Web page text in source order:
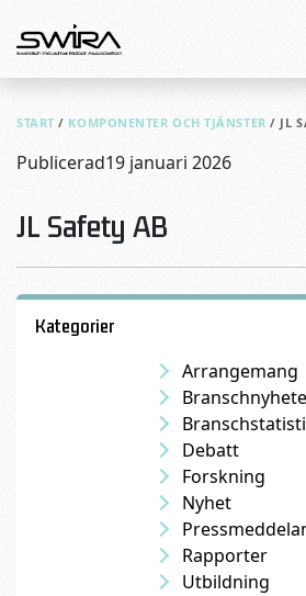
START / KOMPONENTER OCH TJÄNSTER / JL
Publicerad19 januari 2026
JL Safety AB
Kategorier
Arrangemang
Debatt
Forskning
Nyhet
Rapporter
Utbildning